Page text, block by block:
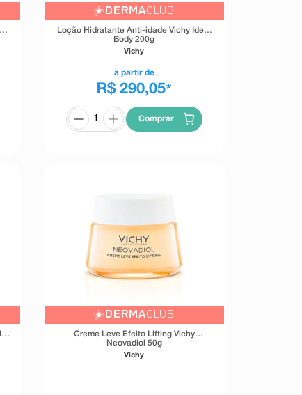
DERMACLUB
Loção Hidratante Anti-idade Vichy Ideal
Body 200g
Vichy
a partir de
R$ 290,05*
Comprar
DERMACLUB
Creme Leve Efeito Lifting Vichy
Neovadiol 50g
Vichy